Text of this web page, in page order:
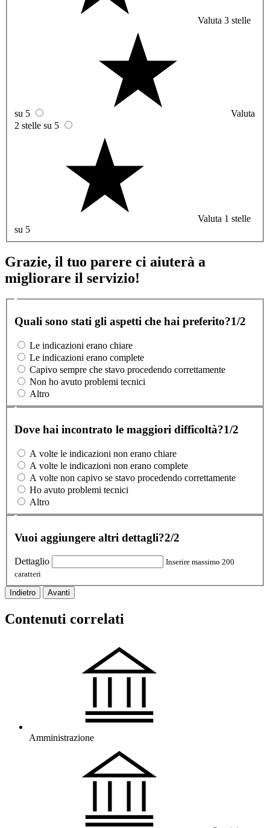
Valuta 3 stelle
su 5
Valuta
2 stelle su 5
Valuta 1 stelle
su 5
Grazie, il tuo parere ci aiuterà a
migliorare il servizio!
Quali sono stati gli aspetti che hai preferito?1/2
Le indicazioni erano chiare
Le indicazioni erano complete
Capivo sempre che stavo procedendo correttamente
Non ho avuto problemi tecnici
Altro
Dove hai incontrato le maggiori difficoltà?1/2
A volte le indicazioni non erano chiare
A volte le indicazioni non erano complete
A volte non capivo se stavo procedendo correttamente
Ho avuto problemi tecnici
Altro
Vuoi aggiungere altri dettagli?2/2
Dettaglio
Inserire massimo 200
caratteri
Indietro Avanti
Contenuti correlati
Amministrazione